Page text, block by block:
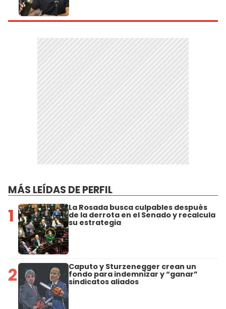
MÁS LEÍDAS DE PERFIL
1 La Rosada busca culpables después
de la derrota en el Senado y recalcula
su estrategia
2 Caputo y Sturzenegger crean un
fondo para indemnizar y “ganar”
sindicatos aliados